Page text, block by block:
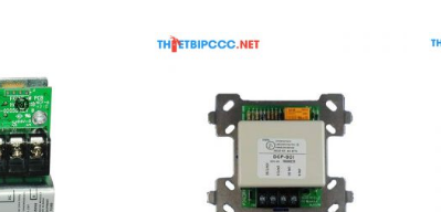
khác biệt độc đáo